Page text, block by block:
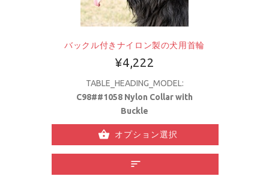
バックル付きナイロン製の犬用首輪
¥4,222
TABLE_HEADING_MODEL:
C98##1058 Nylon Collar with
Buckle
オプション選択